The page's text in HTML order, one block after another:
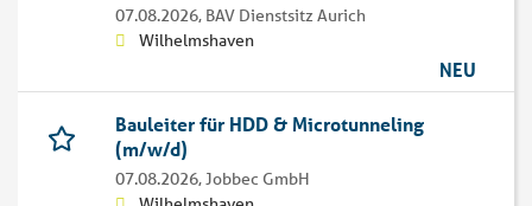
07.08.2026, BAV Dienstsitz Aurich
Wilhelmshaven
NEU
Bauleiter für HDD & Microtunneling
(m/w/d)
07.08.2026,Jobbec GmbH